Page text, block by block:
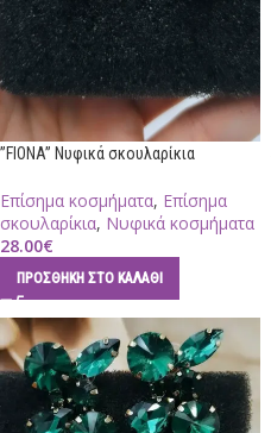
”FIONA” Νυφικά σκουλαρίκια
Επίσημα κοσμήματα, Επίσημα
σκουλαρίκια, Νυφικά κοσμήματα
28.00€
ΠΡΟΣΘΉΚΗ ΣΤΟ ΚΑΛΆΘΙ